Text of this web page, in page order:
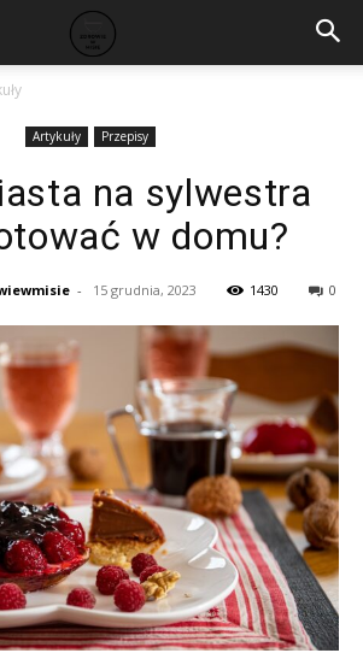
Artykuły Przepisy
na sylwestra
w domu?
- 15 grudnia, 2023 1430 0